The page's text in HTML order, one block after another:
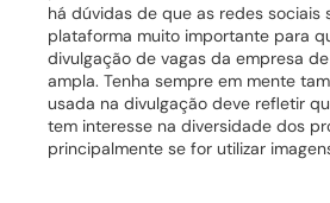
há dúvidas de que as redes sociais
plataforma muito importante para
divulgação de vagas da empresa
ampla. Tenha sempre em mente
usada na divulgação deve refletir
tem interesse na diversidade dos
principalmente se for utilizar